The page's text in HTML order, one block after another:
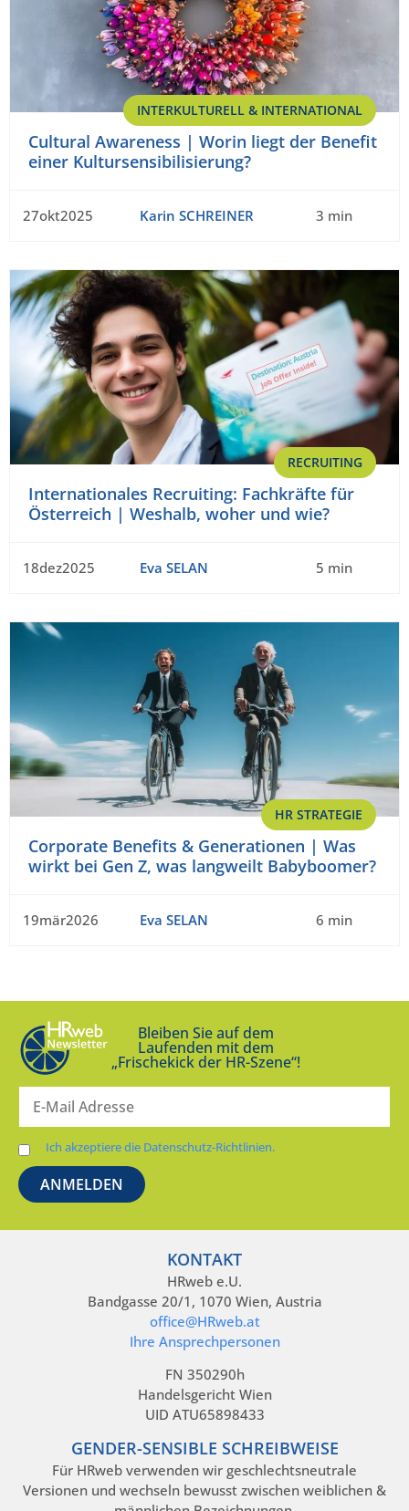
INTERKULTURELL & INTERNATIONAL
Cultural Awareness | Worin liegt der Benefit
einer Kultursensibilisierung?
27okt2025 Karin SCHREINER 3 min
RECRUITING
Internationales Recruiting: Fachkräfte für
Österreich | Weshalb, woher und wie?
18dez2025 Eva SELAN 5 min
HR STRATEGIE
Corporate Benefits & Generationen | Was
wirkt bei Gen Z, was langweilt Babyboomer?
19mär2026 Eva SELAN 6 min
Bleiben Sie auf dem
Laufenden mit dem
„Frischekick der HR-Szene“!
Ich akzeptiere die Datenschutz-Richtlinien.
KONTAKT
HRweb e.U.
Bandgasse 20/1, 1070 Wien, Austria
office@HRweb.at
Ihre Ansprechpersonen
FN 350290h
Handelsgericht Wien
UID ATU65898433
GENDER-SENSIBLE SCHREIBWEISE
Für HRweb verwenden wir geschlechtsneutrale
Versionen und wechseln bewusst zwischen weiblichen &